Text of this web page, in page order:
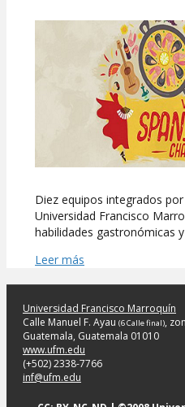
al
en
la
Diez equipos integrados
Universidad Francisco
habilidades gastronómicas
Leer más
Universidad Francisco Marroquín
Calle Manuel F. Ayau (6 Calle final),
Guatemala, Guatemala 01010
www.ufm.edu
(+502) 2338-7766
inf@ufm.edu